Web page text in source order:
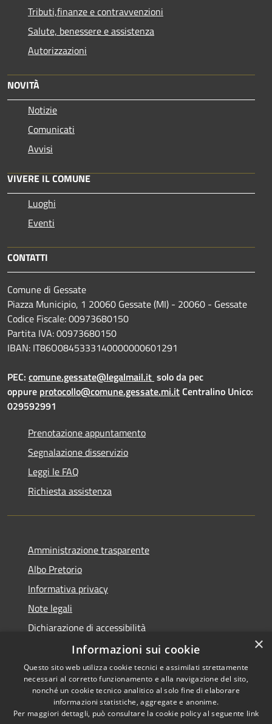
Tributi,finanze e contravvenzioni
Salute, benessere e assistenza
Autorizzazioni
NOVITÀ
Notizie
Comunicati
Avvisi
VIVERE IL COMUNE
Luoghi
Eventi
CONTATTI
Comune di Gessate
Piazza Municipio, 1 20060 Gessate (MI) - 20060 - Gessate
Codice Fiscale: 00973680150
Partita IVA: 00973680150
IBAN: IT86O0845333140000000601291
PEC: comune.gessate@legalmail.it solo da pec
oppure protocollo@comune.gessate.mi.itCentralino Unico:
029592991
Prenotazione appuntamento
Segnalazione disservizio
Leggi le FAQ
Richiesta assistenza
Amministrazione trasparente
Albo Pretorio
Informativa privacy
Note legali
Dichiarazione di accessibilità
Dichiarazione di accessibilità dal 2025
RSS
Copyright © 2026 • Comune di
×
Informazioni sui cookie
Questo sito web utilizza cookie tecnici e assimilati strettamente
necessari al corretto funzionamento e alla navigazione del sito,
nonché un cookie tecnico analitico al solo fine di elaborare
informazioni statistiche, aggregate e anonime.
Per maggiori dettagli, può consultare la cookie policy al seguente link